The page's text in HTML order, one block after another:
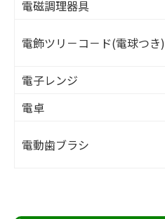
電磁調理器具
電飾ツリ－コ－ド(電球つき)
電子レンジ
電卓
電動歯ブラシ